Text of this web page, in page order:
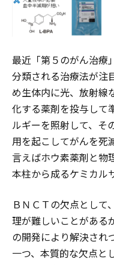
最近「第５のがん治療
分類される治療法が注
め生体内に光、放射線
化する薬剤を投与して
ルギーを照射して、そ
用を起こしてがんを死
言えばホウ素薬剤と物
本柱から成るケミカル
ＢＮＣＴの欠点として
理が難しいことがある
の開発により解決され
一つ、本質的な欠点と